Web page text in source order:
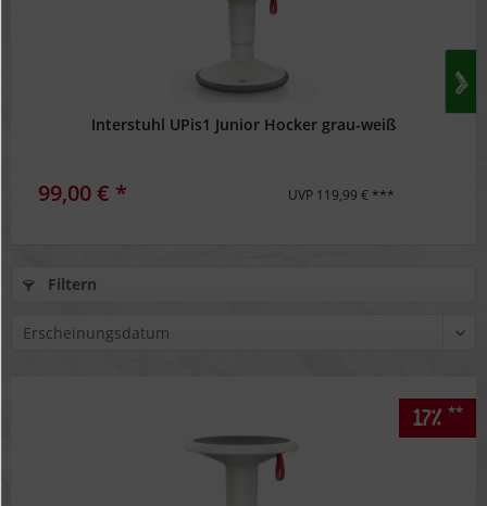
Interstuhl UPis1 Junior Hocker grau-weiß
99,00 € * UVP 119,99 € ***
Filtern
17% **